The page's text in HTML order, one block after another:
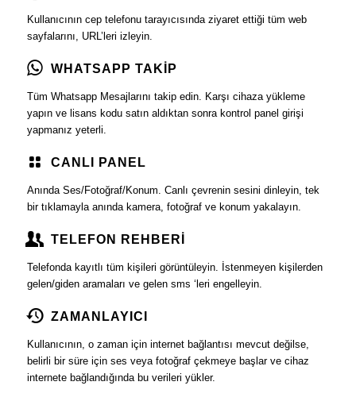
Kullanıcının cep telefonu tarayıcısında ziyaret ettiği tüm web
sayfalarını, URL’leri izleyin.
WHATSAPP TAKİP
Tüm Whatsapp Mesajlarını takip edin. Karşı cihaza yükleme
yapın ve lisans kodu satın aldıktan sonra kontrol panel girişi
yapmanız yeterli.
CANLI PANEL
Anında Ses/Fotoğraf/Konum. Canlı çevrenin sesini dinleyin, tek
bir tıklamayla anında kamera, fotoğraf ve konum yakalayın.
TELEFON REHBERİ
Telefonda kayıtlı tüm kişileri görüntüleyin. İstenmeyen kişilerden
gelen/giden aramaları ve gelen sms ‘leri engelleyin.
ZAMANLAYICI
Kullanıcının, o zaman için internet bağlantısı mevcut değilse,
belirli bir süre için ses veya fotoğraf çekmeye başlar ve cihaz
internete bağlandığında bu verileri yükler.